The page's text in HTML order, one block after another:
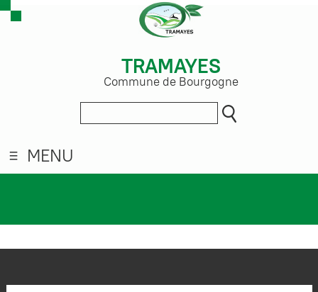
TRAMAYES
Commune de Bourgogne
MENU